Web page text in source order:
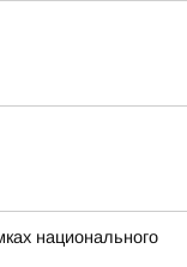
национального